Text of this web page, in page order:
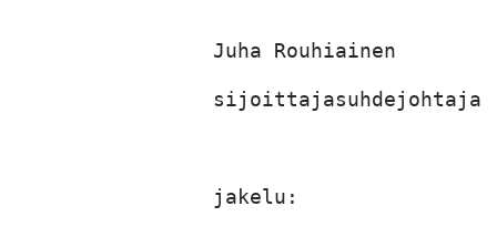
Juha Rouhiainen
sijoittajasuhdejohtaja
jakelu: